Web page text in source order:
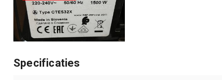
Siemens CT636LES6W/04
Siemens CT636LES6W/05
Siemens CT636LES6W/06
Specificaties